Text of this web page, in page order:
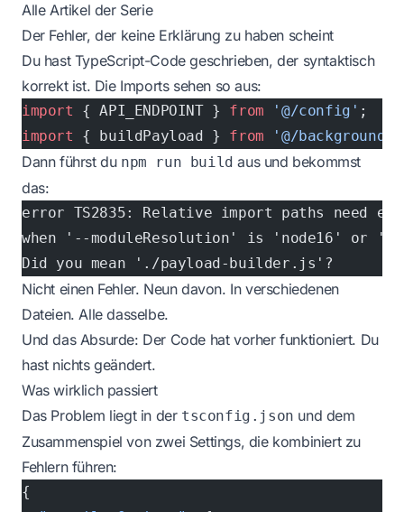
Alle Artikel der Serie
Der Fehler, der keine Erklärung zu haben scheint
Du hast TypeScript-Code geschrieben, der syntaktisch
korrekt ist. Die Imports sehen so aus:
import { API_ENDPOINT } from '@/config' ;
import { buildPayload } from '@/
Dann führst du npm run build aus und bekommst
das:
error TS2835: Relative import paths need
when '--moduleResolution' is 'node16' or
Did you mean './payload-builder.js'?
Nicht einen Fehler. Neun davon. In verschiedenen
Dateien. Alle dasselbe.
Und das Absurde: Der Code hat vorher funktioniert. Du
hast nichts geändert.
Was wirklich passiert
Das Problem liegt in der tsconfig.json und dem
Zusammenspiel von zwei Settings, die kombiniert zu
Fehlern führen:
{